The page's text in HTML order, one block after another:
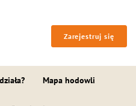
Zarejestruj się
Mapa hodowli